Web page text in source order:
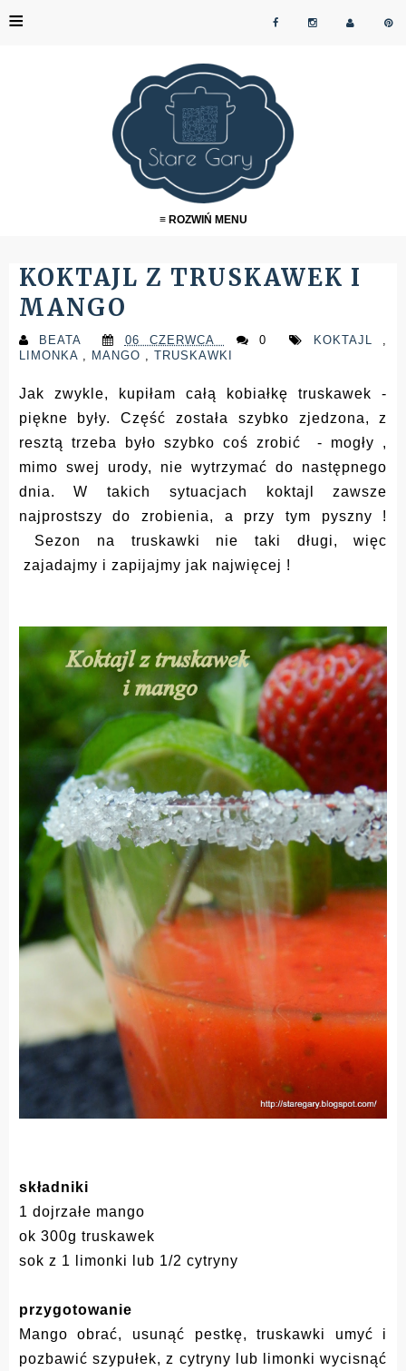
≡
≡ ROZWIŃ MENU
KOKTAJL Z TRUSKAWEK I
MANGO
BEATA 06 CZERWCA 0 KOKTAJL ,
LIMONKA , MANGO , TRUSKAWKI
Jak zwykle, kupiłam całą kobiałkę truskawek -
piękne były. Część została szybko zjedzona, z
resztą trzeba było szybko coś zrobić - mogły ,
mimo swej urody, nie wytrzymać do następnego
dnia. W takich sytuacjach koktajl zawsze
najprostszy do zrobienia, a przy tym pyszny !
Sezon na truskawki nie taki długi, więc
zajadajmy i zapijajmy jak najwięcej !
składniki
1 dojrzałe mango
ok 300g truskawek
sok z 1 limonki lub 1/2 cytryny
przygotowanie
Mango obrać, usunąć pestkę, truskawki umyć i
pozbawić szypułek, z cytryny lub limonki wycisnąć